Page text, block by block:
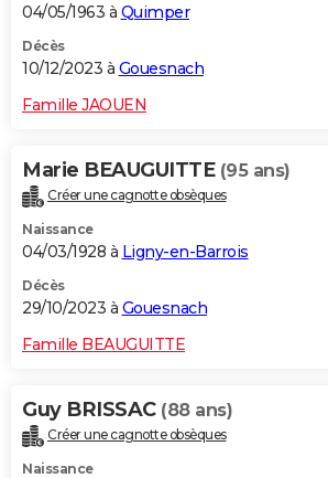
04/05/1963 à Quimper
Décès
10/12/2023 à Gouesnach
Famille JAOUEN
Marie BEAUGUITTE (95 ans)
Créer une cagnotte obsèques
Naissance
04/03/1928 à Ligny-en-Barrois
Décès
29/10/2023 à Gouesnach
Famille BEAUGUITTE
Guy BRISSAC (88 ans)
Créer une cagnotte obsèques
Naissance